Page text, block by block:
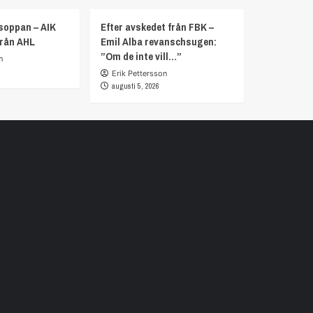
– AIK
AHL
Efter avskedet från FBK –
Emil Alba revanschsugen:
”Om de inte vill…”
Erik Pettersson
augusti 5, 2026